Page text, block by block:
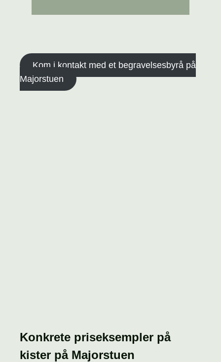
Kom i kontakt med et begravelsesbyrå på
Majorstuen
Konkrete priseksempler på
kister på Majorstuen